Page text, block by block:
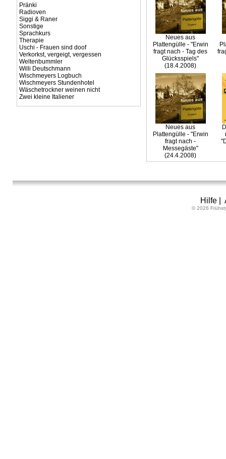
Pränki
Radioven
Siggi & Raner
Sonstige
Sprachkurs
Therapie
Uschi - Frauen sind doof
Verkorkst, vergeigt, vergessen
Weltenbummler
Willi Deutschmann
Wischmeyers Logbuch
Wischmeyers Stundenhotel
Wäschetrockner weinen nicht
Zwei kleine Italiener
Neues aus
Plattengülle - "Erwin
fragt nach - Tag des
Glücksspiels"
(18.4.2008)
Neues aus
Plattengülle - "Erwin
fragt nach -
Messegäste"
(24.4.2008)
Hilfe|
© 2026